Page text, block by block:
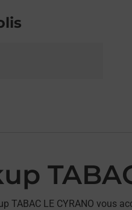
TABAC LE CYRANO vous